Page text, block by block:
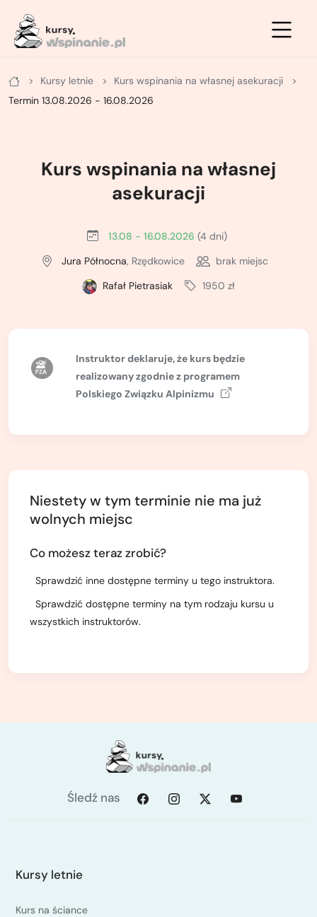
Kursy letnie
Kurs wspinania na własnej asekuracji
Termin 13.08.2026 - 16.08.2026
Kurs wspinania na własnej
asekuracji
13.08 - 16.08.2026 (4 dni)
Jura Północna, Rzędkowice
brak miejsc
Rafał Pietrasiak
1950 zł
Instruktor deklaruje, że kurs będzie
realizowany zgodnie z programem
Polskiego Związku Alpinizmu
Niestety w tym terminie nie ma już
wolnych miejsc
Co możesz teraz zrobić?
Sprawdzić inne dostępne terminy u tego instruktora.
Sprawdzić dostępne terminy na tym rodzaju kursu u
wszystkich instruktorów.
Śledź nas
Kursy letnie
Kurs na ściance
Letnie
Kurs na ściance
Doszkalający kurs wielowyciągowy
Letni kurs taternicki
Kurs turystyki wysokogórskiej
Nie wiesz który wybrać?
Kurs turystyki zimowej - podstawowy
Kurs narciarstwa wysokogórskiego -
Nie wiesz który wybrać?